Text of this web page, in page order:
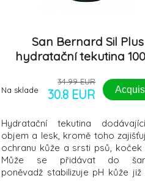
San Bernard Sil Plus
hydratační tekutina
Na sklade
34.99 EUR
30.8 EUR
Hydratační tekutina
objem a lesk, kromě toho
ochranu kůže a srsti psů, koček
Může se přidávat do
poněvadž stabilizuje pH kůže již